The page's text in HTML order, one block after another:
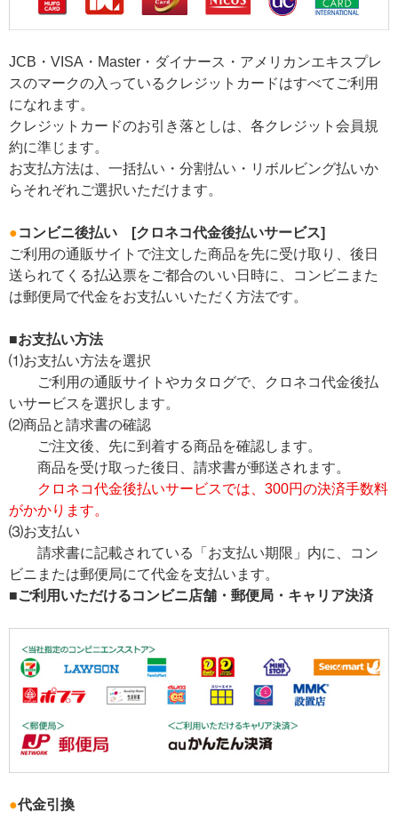
JCB・VISA・Master・ダイナース・アメリカンエキスプレ
スのマークの入っているクレジットカードはすべてご利用
になれます。
クレジットカードのお引き落としは、各クレジット会員規
約に準じます。
お支払方法は、一括払い・分割払い・リボルビング払いか
らそれぞれご選択いただけます。
●コンビニ後払い [クロネコ代金後払いサービス]
ご利用の通販サイトで注文した商品を先に受け取り、後日
送られてくる払込票をご都合のいい日時に、コンビニまた
は郵便局で代金をお支払いいただく方法です。
■お支払い方法
⑴お支払い方法を選択
ご利用の通販サイトやカタログで、クロネコ代金後払
いサービスを選択します。
⑵商品と請求書の確認
ご注文後、先に到着する商品を確認します。
商品を受け取った後日、請求書が郵送されます。
クロネコ代金後払いサービスでは、300円の決済手数料
がかかります。
⑶お支払い
請求書に記載されている「お支払い期限」内に、コン
ビニまたは郵便局にて代金を支払います。
■ご利用いただけるコンビニ店舗・郵便局・キャリア決済
●代金引換